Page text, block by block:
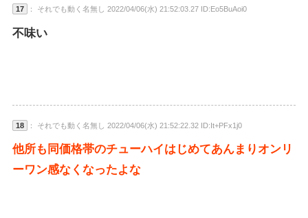
17 ： それでも動く名無し 2022/04/06(水) 21:52:03.27 ID:Eo5BuAoi0
不味い
18 ： それでも動く名無し 2022/04/06(水) 21:52:22.32 ID:It+PFx1j0
他所も同価格帯のチューハイはじめてあんまりオンリ
ーワン感なくなったよな